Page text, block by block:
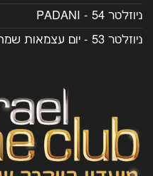
ניוזלטר 54 - PADANI
ניוזלטר 53 - יום עצמאות שמח